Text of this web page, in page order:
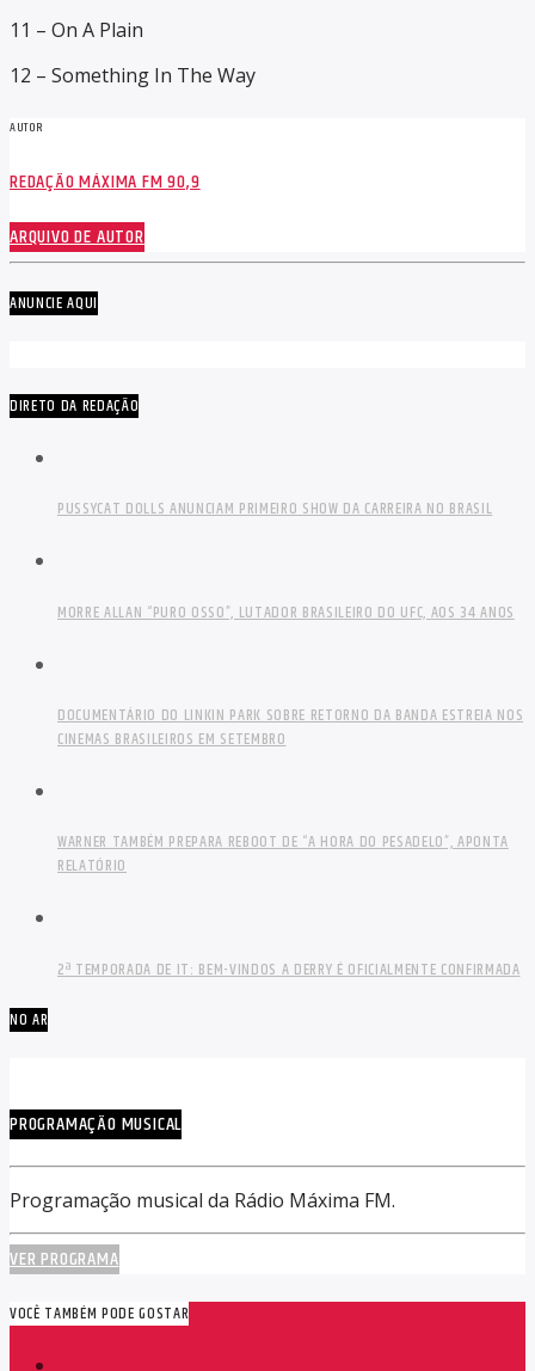
11 – On A Plain
12 – Something In The Way
AUTOR
REDAÇÃO MÁXIMA FM 90,9
ARQUIVO DE AUTOR
ANUNCIE AQUI
DIRETO DA REDAÇÃO
PUSSYCAT DOLLS ANUNCIAM PRIMEIRO SHOW DA CARREIRA NO BRASIL
MORRE ALLAN “PURO OSSO”, LUTADOR BRASILEIRO DO UFC, AOS 34 ANOS
DOCUMENTÁRIO DO LINKIN PARK SOBRE RETORNO DA BANDA ESTREIA NOS
CINEMAS BRASILEIROS EM SETEMBRO
WARNER TAMBÉM PREPARA REBOOT DE “A HORA DO PESADELO”, APONTA
RELATÓRIO
2ª TEMPORADA DE IT: BEM-VINDOS A DERRY É OFICIALMENTE CONFIRMADA
NO AR
PROGRAMAÇÃO MUSICAL
Programação musical da Rádio Máxima FM.
VER PROGRAMA
VOCÊ TAMBÉM PODE GOSTAR